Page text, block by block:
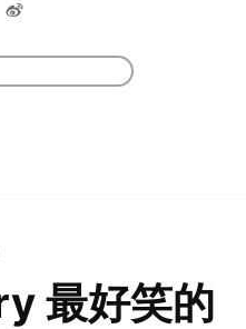
最好笑的